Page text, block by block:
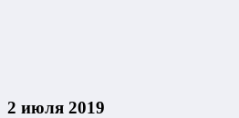
2 июля 2019